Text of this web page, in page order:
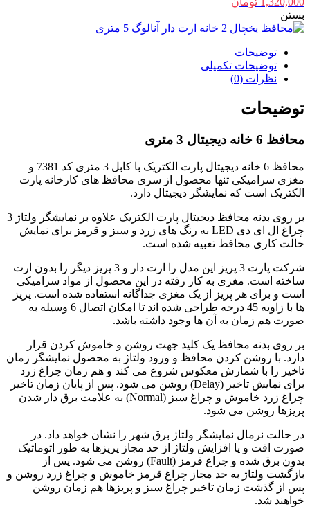
بستن
توضیحات
توضیحات تکمیلی
نظرات (0)
توضیحات
محافظ 6 خانه دیجیتال 3 متری
محافظ 6 خانه دیجیتال پارت الکتریک با کابل 3 متری کد 7381 و
مغزی سرامیکی تنها محصول از سری محافظ‌ های کارخانه پارت
الکتریک است که نمایشگر دیجیتال دارد.
بر روی بدنه محافظ دیجیتال پارت الکتریک علاوه بر نمایشگر ولتاژ 3
چراغ ال ای دی LED به رنگ های زرد و سبز و قرمز برای نمایش
حالت کاری محافظ تعبیه شده است.
شرکت پارت 3 پریز این مدل را ارت دار و 3 پریز دیگر را بدون ارت
ساخته است. مغزی به کار رفته در این محصول از مواد سرامیکی
است و برای هر پریز از یک مغزی جداگانه استفاده شده است. پریز
ها با زاویه 45 درجه طراحی شده اند تا امکان اتصال 6 وسیله به
صورت هم زمان به آن ها وجود داشته باشد.
بر روی بدنه محافظ یک کلید جهت روشن و خاموش کردن قرار
دارد. با روشن کردن محافظ و ورود ولتاژ به محصول نمایشگر زمان
تاخیر را با شمارش معکوس شروع می کند و هم زمان چراغ زرد
برای نمایش تاخیر (Delay) روشن می شود. پس از پایان زمان تاخیر
چراغ زرد خاموش و چراغ سبز (Normal) به علامت برق دار شدن
پریزها روشن می شود.
در حالت نرمال نمایشگر ولتاژ برق شهر را نشان خواهد داد. در
صورت افت و یا افزایش ولتاژ از حد مجاز پریزها به طور اتوماتیک
بدون برق شده و چراغ قرمز (Fault) روشن می شود. پس از
بازگشت ولتاژ به حد مجاز چراغ قرمز خاموش و چراغ زرد روشن و
پس از گذشت زمان تاخیر چراغ سبز و پریزها هم زمان روشن
خواهند شد.